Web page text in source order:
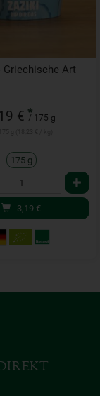
Griechische Art
€ *
/ 175 g
175 g
3,19 €